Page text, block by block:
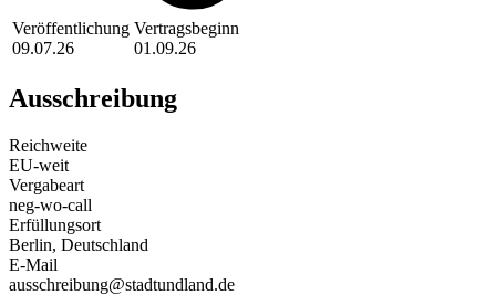
Veröffentlichung
09.07.26
Vertragsbeginn
01.09.26
Ausschreibung
Reichweite
EU-weit
Vergabeart
neg-wo-call
Erfüllungsort
Berlin, Deutschland
E-Mail
ausschreibung@stadtundland.de